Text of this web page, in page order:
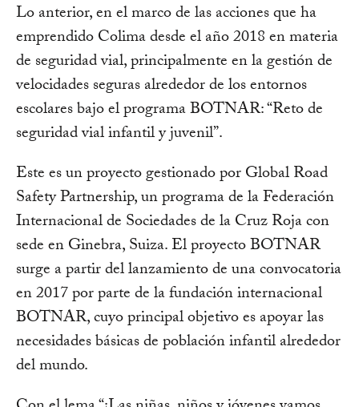
Lo anterior, en el marco de las acciones que ha
emprendido Colima desde el año 2018 en materia
de seguridad vial, principalmente en la gestión de
velocidades seguras alrededor de los entornos
escolares bajo el programa BOTNAR: “Reto de
seguridad vial infantil y juvenil”.
Este es un proyecto gestionado por Global Road
Safety Partnership, un programa de la Federación
Internacional de Sociedades de la Cruz Roja con
sede en Ginebra, Suiza. El proyecto BOTNAR
surge a partir del lanzamiento de una convocatoria
en 2017 por parte de la fundación internacional
BOTNAR, cuyo principal objetivo es apoyar las
necesidades básicas de población infantil alrededor
del mundo.